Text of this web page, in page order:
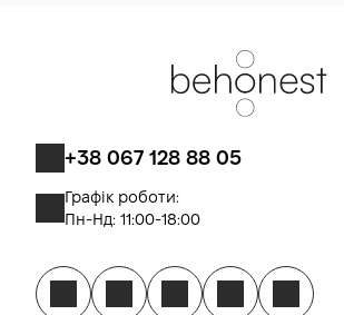
+38 067 128 88 05
Графік роботи:
Пн-Нд: 11:00-18:00